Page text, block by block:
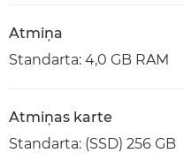
Atmiņa
Standarta: 4,0 GB RAM
Atmiņas karte
Standarta: (SSD) 256 GB